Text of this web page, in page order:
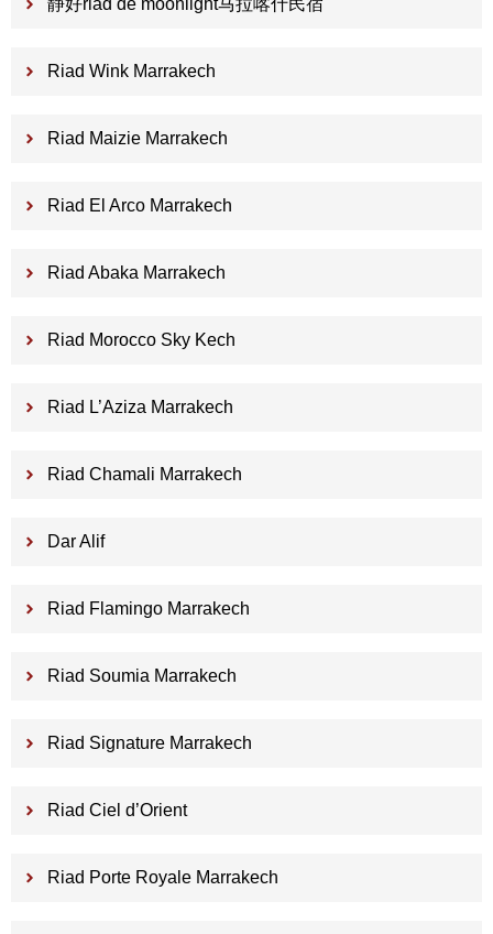
静好riad de moonlight马拉喀什民宿
Riad Wink Marrakech
Riad Maizie Marrakech
Riad El Arco Marrakech
Riad Abaka Marrakech
Riad Morocco Sky Kech
Riad L’Aziza Marrakech
Riad Chamali Marrakech
Dar Alif
Riad Flamingo Marrakech
Riad Soumia Marrakech
Riad Signature Marrakech
Riad Ciel d’Orient
Riad Porte Royale Marrakech